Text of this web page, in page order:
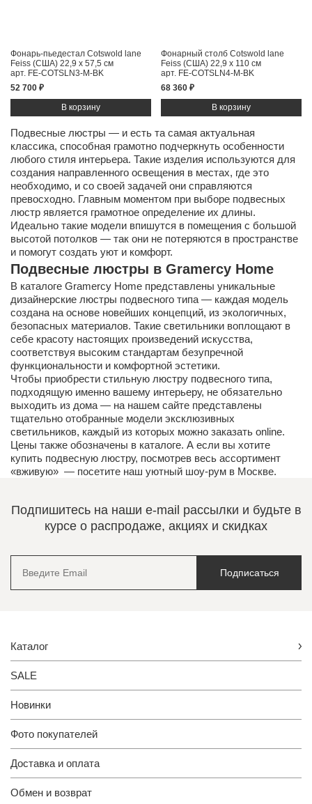
Фонарь-пьедестал Cotswold lane
Feiss (США) 22,9 x 57,5 см
арт. FE-COTSLN3-M-BK
52 700 ₽
Фонарный столб Cotswold lane
Feiss (США) 22,9 x 110 см
арт. FE-COTSLN4-M-BK
68 360 ₽
Подвесные люстры — и есть та самая актуальная
классика, способная грамотно подчеркнуть особенности
любого стиля интерьера. Такие изделия используются для
создания направленного освещения в местах, где это
необходимо, и со своей задачей они справляются
превосходно. Главным моментом при выборе подвесных
люстр является грамотное определение их длины.
Идеально такие модели впишутся в помещения с большой
высотой потолков — так они не потеряются в пространстве
и помогут создать уют и комфорт.
Подвесные люстры в Gramercy Home
В каталоге Gramercy Home представлены уникальные
дизайнерские люстры подвесного типа — каждая модель
создана на основе новейших концепций, из экологичных,
безопасных материалов. Такие светильники воплощают в
себе красоту настоящих произведений искусства,
соответствуя высоким стандартам безупречной
функциональности и комфортной эстетики.
Чтобы приобрести стильную люстру подвесного типа,
подходящую именно вашему интерьеру, не обязательно
выходить из дома — на нашем сайте представлены
тщательно отобранные модели эксклюзивных
светильников, каждый из которых можно заказать online.
Цены также обозначены в каталоге. А если вы хотите
купить подвесную люстру, посмотрев весь ассортимент
«вживую» — посетите наш уютный шоу-рум в Москве.
Подпишитесь на наши e-mail рассылки и будьте в
курсе о распродаже, акциях и скидках
Подписаться
Каталог
SALE
Новинки
Фото покупателей
Доставка и оплата
Обмен и возврат